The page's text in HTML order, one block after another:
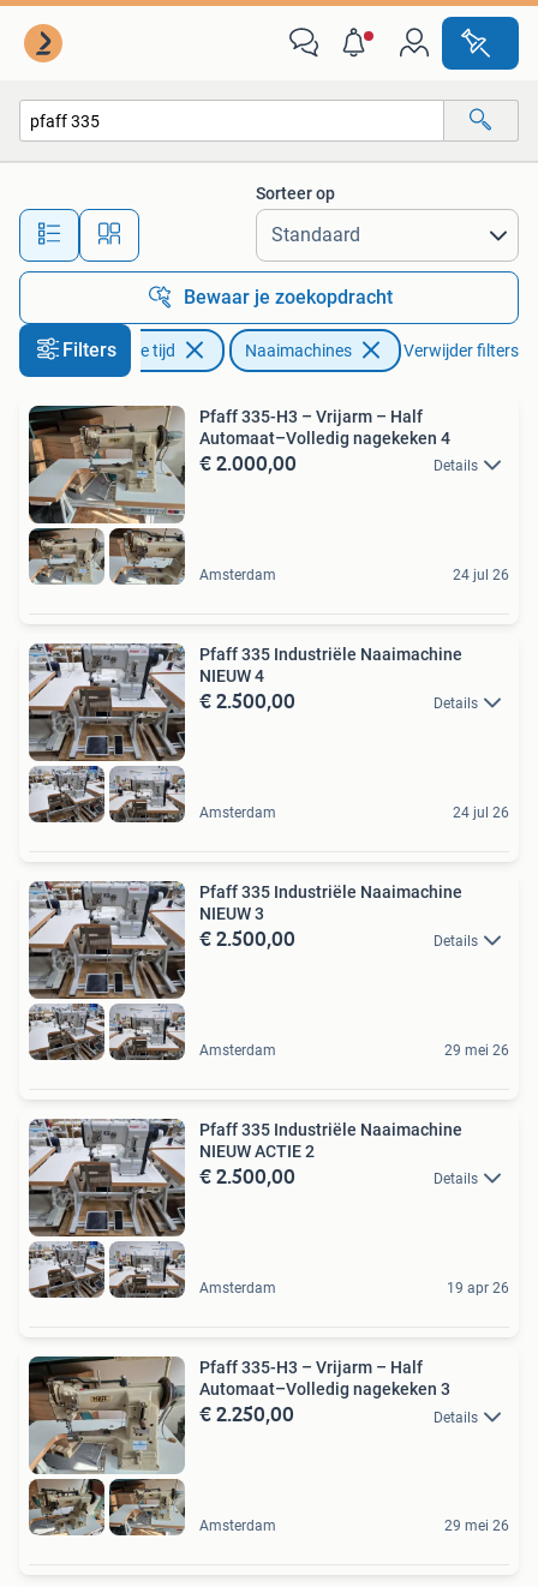
Alle afstanden…
Sorteer op
Bewaar je zoekopdracht
Filters
Hobby en Vrije tijd Naaimachines Verwijder filters
Pfaff 335-H3 – Vrijarm – Half
Automaat–Volledig nagekeken 4
€ 2.000,00 Details
Amsterdam 24 jul 26
Pfaff 335 Industriële Naaimachine
NIEUW 4
€ 2.500,00 Details
Amsterdam 24 jul 26
Pfaff 335 Industriële Naaimachine
NIEUW 3
€ 2.500,00 Details
Amsterdam 29 mei 26
Pfaff 335 Industriële Naaimachine
NIEUW ACTIE 2
€ 2.500,00 Details
Amsterdam 19 apr 26
Pfaff 335-H3 – Vrijarm – Half
Automaat–Volledig nagekeken 3
€ 2.250,00 Details
Amsterdam 29 mei 26